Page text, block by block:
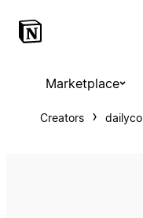
Marketplace
Creators dailyco